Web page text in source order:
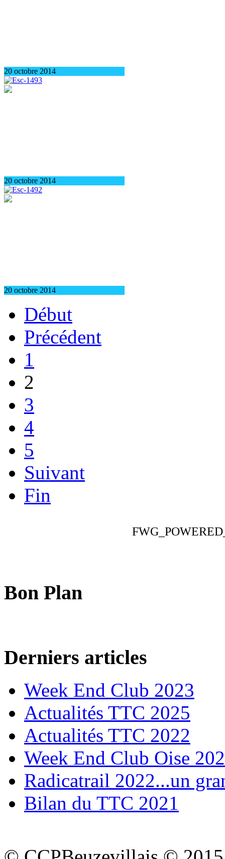
20 octobre 2014
20 octobre 2014
20 octobre 2014
Début
Précédent
1
2
3
4
5
Suivant
Fin
Bon Plan
Derniers articles
Week End Club 2023
Actualités TTC 2025
Actualités TTC 2022
Week End Club Oise
Radicatrail 2022...un
Bilan du TTC 2021